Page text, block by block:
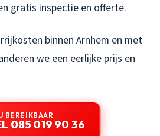
gratis inspectie en offerte.
binnen Arnhem en met
we een eerlijke prijs en
BEREIKBAAR
085 019 90 36